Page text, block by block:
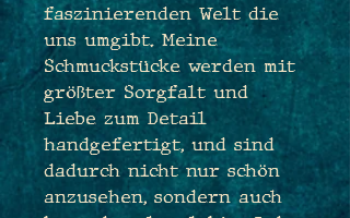
faszinierenden Welt die
uns umgibt. Meine
Schmuckstücke werden mit
größter Sorgfalt und
Liebe zum Detail
handgefertigt, und sind
dadurch nicht nur schön
anzusehen, sondern auch